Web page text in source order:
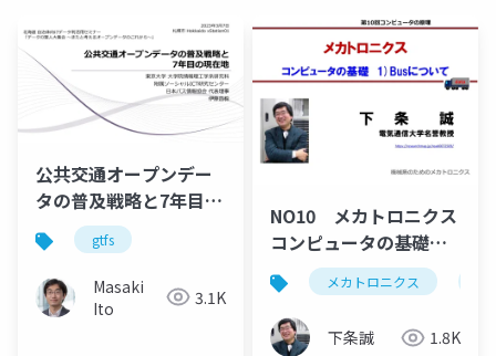
公共交通オープンデー
タの普及戦略と7年目の
現在地 gtfs
Masaki
Ito
3.1K
NO10 メカトロニクス
コンピュータの基礎
1)Busについて
メカトロニクス
下条誠 1.8K